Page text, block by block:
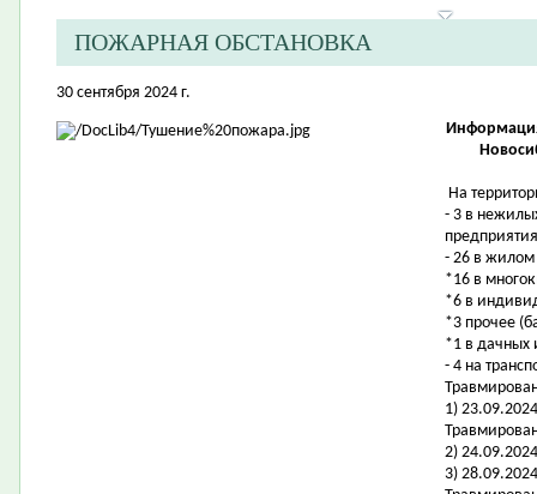
ПОЖАРНАЯ ОБСТАНОВКА
30 сентября 2024 г.
На
- 3 в
- 26 в жилом
*16 в
*6 в
*3 прочее
*1 в дачных
- 4 на
1)
2)
3)